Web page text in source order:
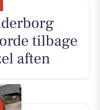
tilbage
aften